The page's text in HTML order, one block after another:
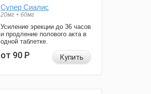
Супер Сиалис
20мг + 60мг
Усиление эрекции до 36 часов
и продление полового акта в
одной таблетке.
от 90Р Купить